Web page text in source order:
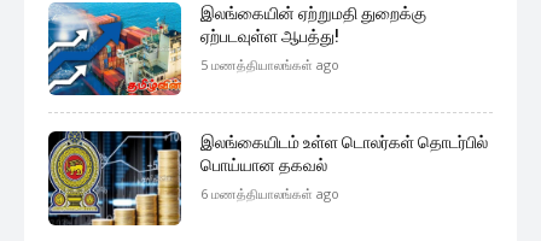
இலங்கையின் ஏற்றுமதி துறைக்கு
ஏற்படவுள்ள ஆபத்து!
5 மணத்தியாலங்கள் ago
இலங்கையிடம் உள்ள டொலர்கள் தொடர்பில்
பொய்யான தகவல்
6 மணத்தியாலங்கள் ago